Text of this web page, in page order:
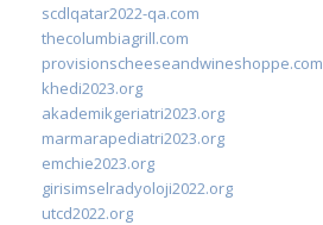
scdlqatar2022-qa.com
thecolumbiagrill.com
provisionscheeseandwineshoppe.com
khedi2023.org
akademikgeriatri2023.org
marmarapediatri2023.org
emchie2023.org
girisimselradyoloji2022.org
utcd2022.org